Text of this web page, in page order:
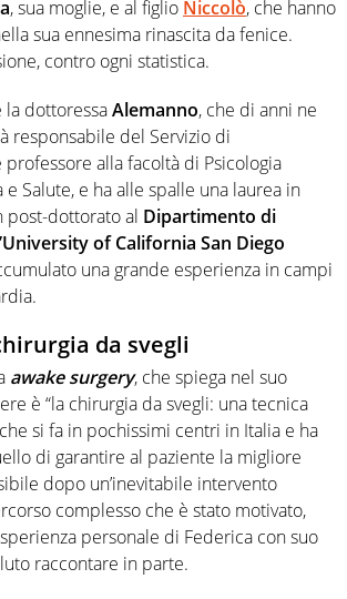
, sua moglie, e al figlio Niccolò, che hanno
sua ennesima rinascita da fenice.
contro ogni statistica.
la dottoressaAlemanno, che di anni ne
responsabile del Servizio di
alla facoltà di Psicologia
e Salute, e ha alle spalle una laurea in
post-dottorato al Dipartimento di
of California San Diego
una grande esperienza in campi
da svegli
awake surgery, che spiega nel suo
è “la chirurgia da svegli: una tecnica
si fa in pochissimi centri in Italia e ha
di garantire al paziente la migliore
dopo un’inevitabile intervento
complesso che è stato motivato,
personale di Federica con suo
raccontare in parte.